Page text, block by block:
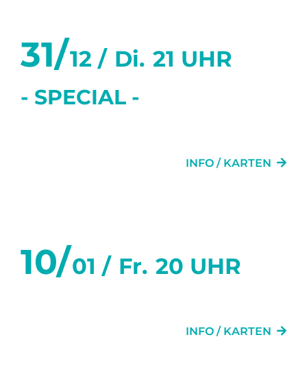
31/12 / Di. 21 UHR
- SPECIAL -
INFO / KARTEN
10/01 / Fr. 20 UHR
INFO / KARTEN